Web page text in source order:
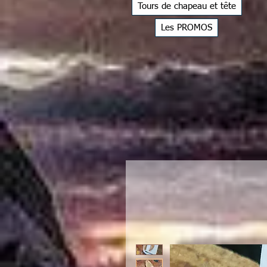
Tours de chapeau et tête
Les PROMOS